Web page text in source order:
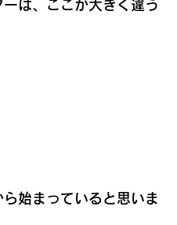
は、ここが大きく違う
始まっていると思いま